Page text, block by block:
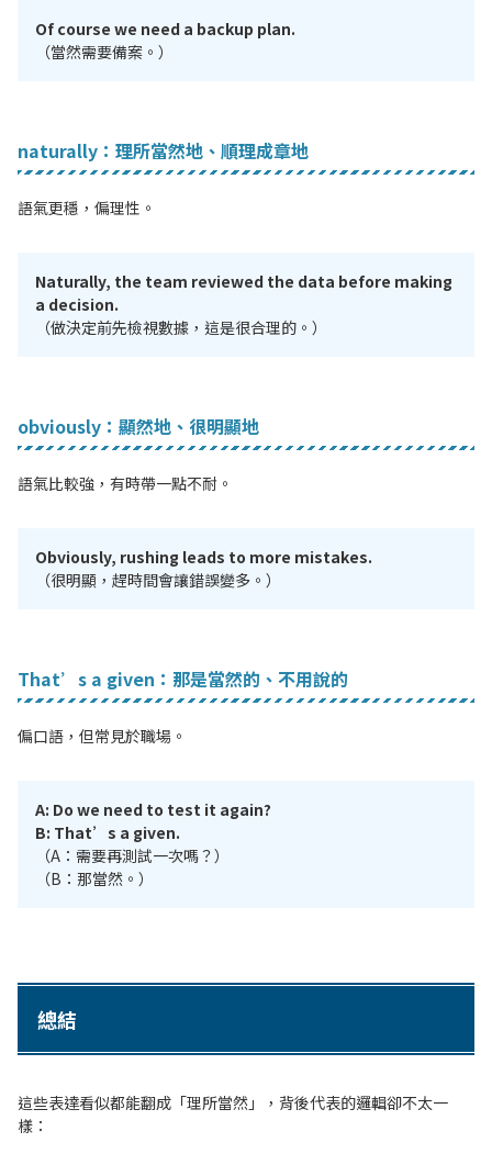
Of course we need a backup plan.
（當然需要備案。）
naturally：理所當然地、順理成章地
語氣更穩，偏理性。
Naturally, the team reviewed the data before making
a decision.
（做決定前先檢視數據，這是很合理的。）
obviously：顯然地、很明顯地
語氣比較強，有時帶一點不耐。
Obviously, rushing leads to more mistakes.
（很明顯，趕時間會讓錯誤變多。）
That’s a given：那是當然的、不用說的
偏口語，但常見於職場。
A: Do we need to test it again?
B: That’s a given.
（A：需要再測試一次嗎？）
（B：那當然。）
總結
這些表達看似都能翻成「理所當然」，背後代表的邏輯卻不太一
樣：